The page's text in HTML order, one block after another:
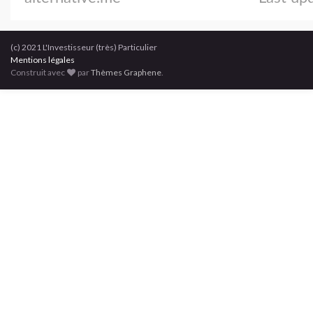
(c) 2021 L'Investisseur (très) Particulier
Mentions légales
Construit avec
parThèmes Graphene.